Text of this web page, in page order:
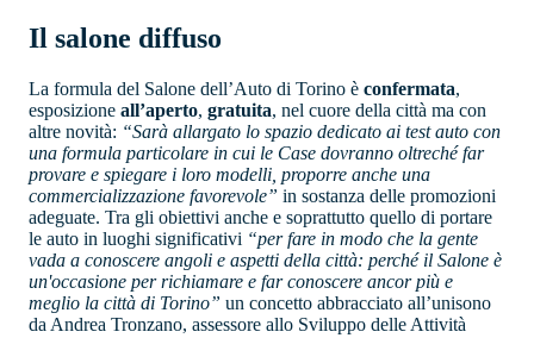
Il salone diffuso
La formula del Salone dell’Auto di Torino è confermata,
esposizione all’aperto, gratuita, nel cuore della città ma con
altre novità: “Sarà allargato lo spazio dedicato ai test auto con
una formula particolare in cui le Case dovranno oltreché far
provare e spiegare i loro modelli, proporre anche una
commercializzazione favorevole” in sostanza delle promozioni
adeguate. Tra gli obiettivi anche e soprattutto quello di portare
le auto in luoghi significativi “per fare in modo che la gente
vada a conoscere angoli e aspetti della città: perché il Salone è
un'occasione per richiamare e far conoscere ancor più e
meglio la città di Torino” un concetto abbracciato all’unisono
da Andrea Tronzano, assessore allo Sviluppo delle Attività